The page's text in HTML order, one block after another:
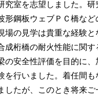
究室を志望しました。
鋼板ウェブＰＣ橋な
の見学は貴重な経験と
成桁橋の耐火性能に関
安全性評価を目的に
を行いました。着任間
したが、このとき将来